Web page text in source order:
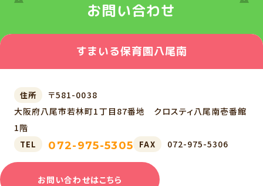
お問い合わせ
すまいる保育園八尾南
住所
〒581-0038
大阪府八尾市若林町1丁目87番地 クロスティ八尾南壱番館
1階
TEL 072-975-5305 FAX 072-975-5306
お問い合わせはこちら